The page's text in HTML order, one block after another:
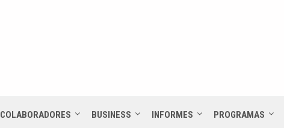
COLABORADORES BUSINESS INFORMES PROGRAMAS